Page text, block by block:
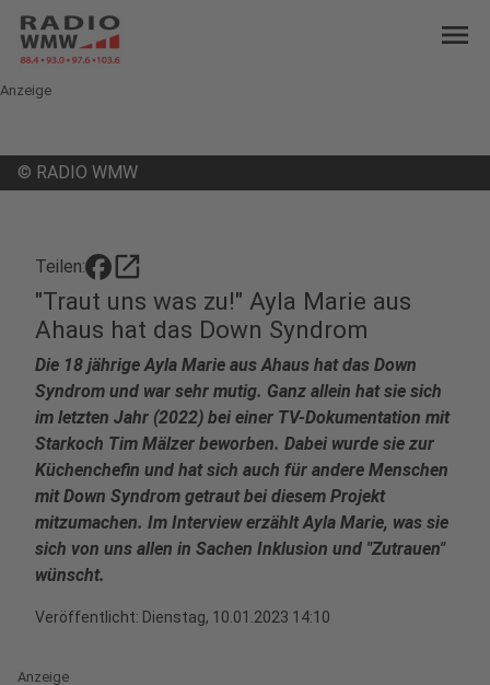
menu
Anzeige
© RADIO WMW
Teilen: open_in_new
"Traut uns was zu!" Ayla Marie aus
Ahaus hat das Down Syndrom
Die 18 jährige Ayla Marie aus Ahaus hat das Down
Syndrom und war sehr mutig. Ganz allein hat sie sich
im letzten Jahr (2022) bei einer TV-Dokumentation mit
Starkoch Tim Mälzer beworben. Dabei wurde sie zur
Küchenchefin und hat sich auch für andere Menschen
mit Down Syndrom getraut bei diesem Projekt
mitzumachen. Im Interview erzählt Ayla Marie, was sie
sich von uns allen in Sachen Inklusion und "Zutrauen"
wünscht.
Veröffentlicht: Dienstag, 10.01.2023 14:10
Anzeige